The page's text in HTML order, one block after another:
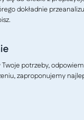
dokładnie
potrzeby,
zaproponujemy